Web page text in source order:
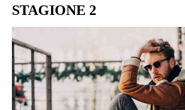
STAGIONE 2